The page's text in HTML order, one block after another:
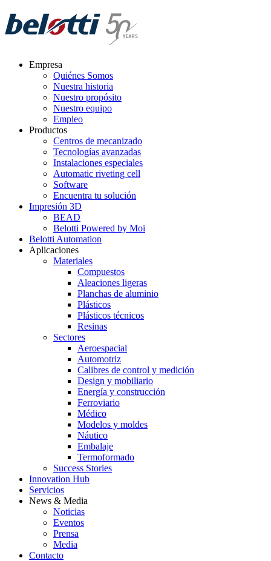
to
content
Empresa
Quiénes Somos
Nuestra historia
Nuestro propósito
Nuestro equipo
Empleo
Productos
Centros de mecanizado
Tecnologías avanzadas
Instalaciones especiales
Automatic riveting cell
Software
Encuentra tu solución
Impresión 3D
BEAD
Belotti Powered by Moi
Belotti Automation
Aplicaciones
Materiales
Compuestos
Aleaciones ligeras
Planchas de aluminio
Plásticos
Plásticos técnicos
Resinas
Sectores
Aeroespacial
Automotriz
Calibres de control y medición
Design y mobiliario
Energía y construcción
Ferroviario
Médico
Modelos y moldes
Náutico
Embalaje
Termoformado
Success Stories
Innovation Hub
Servicios
News & Media
Noticias
Eventos
Prensa
Media
Contacto